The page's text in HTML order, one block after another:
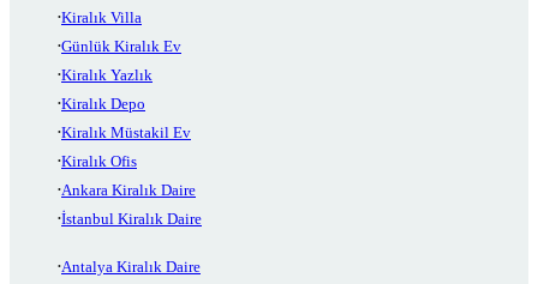
Kiralık Villa
Günlük Kiralık Ev
Kiralık Yazlık
Kiralık Depo
Kiralık Müstakil Ev
Kiralık Ofis
Ankara Kiralık Daire
İstanbul Kiralık Daire
Antalya Kiralık Daire